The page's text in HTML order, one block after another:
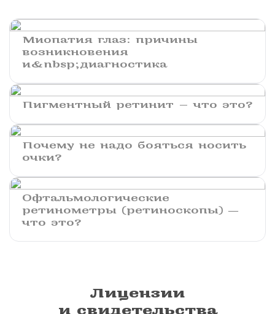
Миопатия глаз: причины
возникновения
и&nbsp;диагностика
Пигментный ретинит — что это?
Почему не надо бояться носить
очки?
Офтальмологические
ретинометры (ретиноскопы) ―
что это?
Лицензии
и свидетельства